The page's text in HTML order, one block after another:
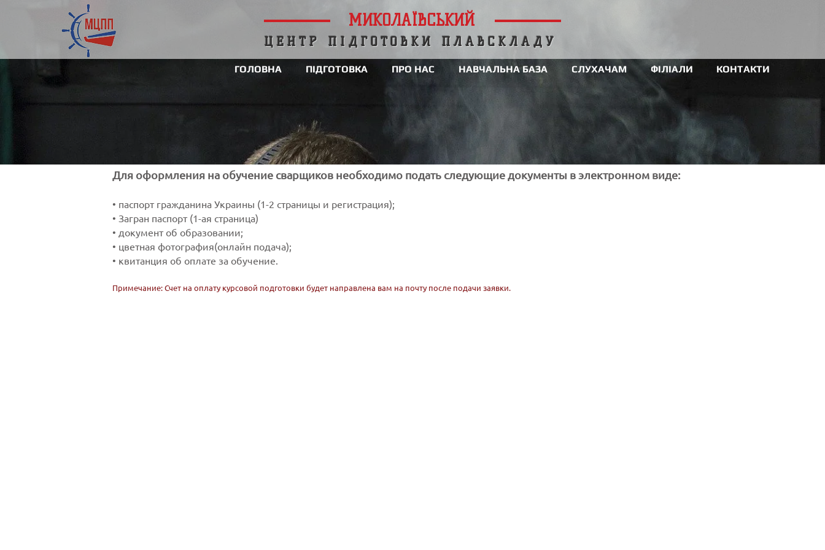
МИКОЛАЇВСЬКИЙ
ЦЕНТР ПІДГОТОВКИ ПЛАВСКЛАДУ
ГОЛОВНА ПІДГОТОВКА ПРО НАС НАВЧАЛЬНА БАЗА СЛУХАЧАМ ФІЛІАЛИ КОНТАКТИ
Для оформления на обучение сварщиков необходимо подать следующие документы в электронном виде:
• паспорт гражданина Украины (1-2 страницы и регистрация);
• Загран паспорт (1-ая страница)
• документ об образовании;
• цветная фотография(онлайн подача);
• квитанция об оплате за обучение.
Примечание: Счет на оплату курсовой подготовки будет направлена вам на почту после подачи заявки.